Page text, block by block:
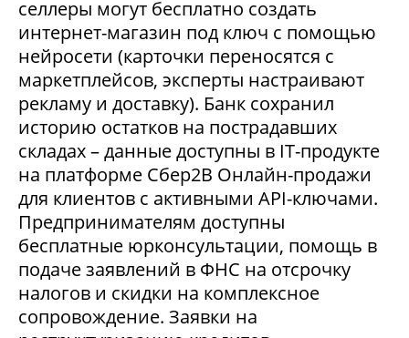
селлеры могут бесплатно создать
интернет-магазин под ключ с помощью
нейросети (карточки переносятся с
маркетплейсов, эксперты настраивают
рекламу и доставку). Банк сохранил
историю остатков на пострадавших
складах – данные доступны в IT-продукте
на платформе Сбер2В Онлайн-продажи
для клиентов с активными API-ключами.
Предпринимателям доступны
бесплатные юрконсультации, помощь в
подаче заявлений в ФНС на отсрочку
налогов и скидки на комплексное
сопровождение. Заявки на